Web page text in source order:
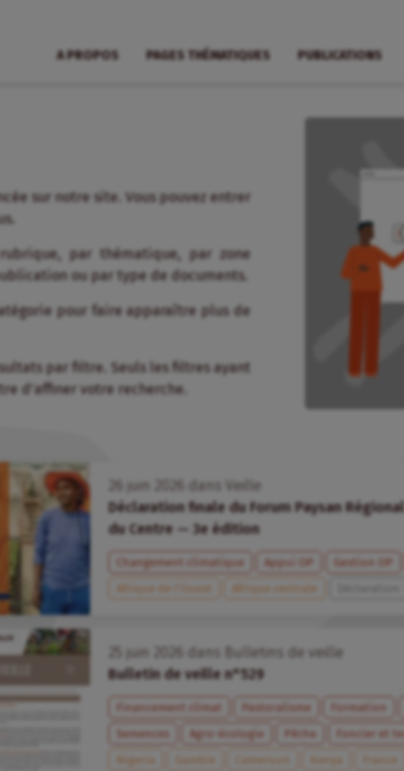
A PROPOS PAGES THÉMATIQUES PUBLICATIONS
sur notre site. Vous pouvez entrer
par thématique, par zone
ou par type de documents.
pour faire apparaître plus de
par filtre. Seuls les filtres ayant
d’affiner votre recherche.
juin dans
Veille
Déclaration finale du Forum Paysan
du Centre — 3e édition
Changement climatique Appui OP Gestion OP
Afrique de l’Ouest
Afrique centrale
juin dans
Bulletins de veille
Bulletin de veille n°529
Financement climat Pastoralisme Formation
Semences
Agro-écologie Pêche Foncier et
Nigeria
Gambie Cameroun Kenya France